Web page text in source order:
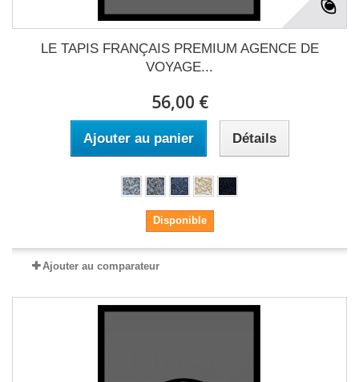
LE TAPIS FRANÇAIS PREMIUM AGENCE DE
VOYAGE...
56,00 €
Ajouter au panier Détails
Disponible
Ajouter au comparateur